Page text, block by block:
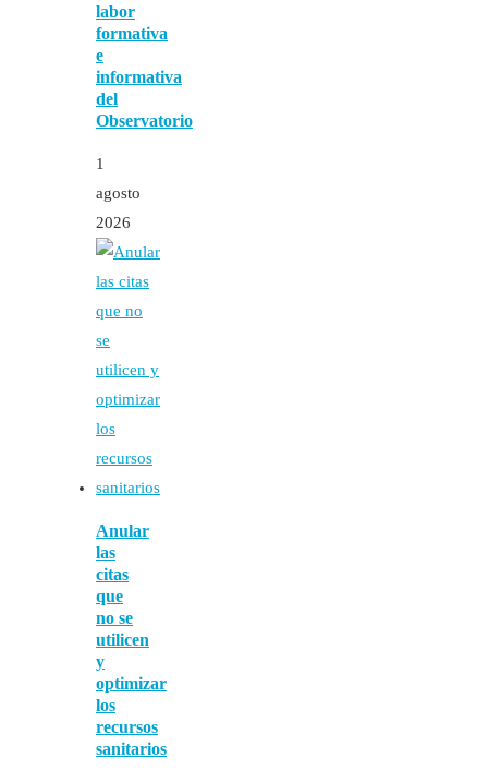
labor
formativa
e
informativa
del
Observatorio
1
agosto
2026
Anular
las
citas
que
no se
utilicen
y
optimizar
los
recursos
sanitarios